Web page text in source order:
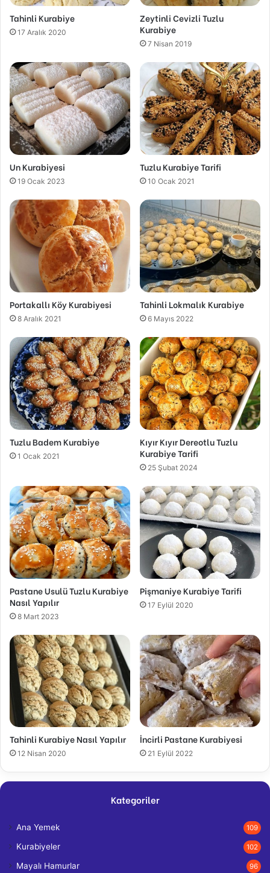
Tahinli Kurabiye
17 Aralık 2020
Zeytinli Cevizli Tuzlu
Kurabiye
7 Nisan 2019
Un Kurabiyesi
19 Ocak 2023
Tuzlu Kurabiye Tarifi
10 Ocak 2021
Portakallı Köy Kurabiyesi
8 Aralık 2021
Tahinli Lokmalık Kurabiye
6 Mayıs 2022
Tuzlu Badem Kurabiye
1 Ocak 2021
Kıyır Kıyır Dereotlu Tuzlu
Kurabiye Tarifi
25 Şubat 2024
Pastane Usulü Tuzlu Kurabiye
Nasıl Yapılır
8 Mart 2023
Pişmaniye Kurabiye Tarifi
17 Eylül 2020
Tahinli Kurabiye Nasıl Yapılır
12 Nisan 2020
İncirli Pastane Kurabiyesi
21 Eylül 2022
Kategoriler
Ana Yemek 109
Kurabiyeler 102
Mayalı Hamurlar 96